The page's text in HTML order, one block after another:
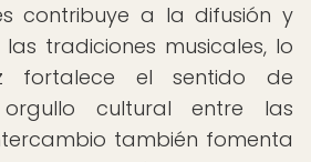
contribuye a la difusión y
tradiciones musicales, lo
el sentido de
cultural entre las
también fomenta